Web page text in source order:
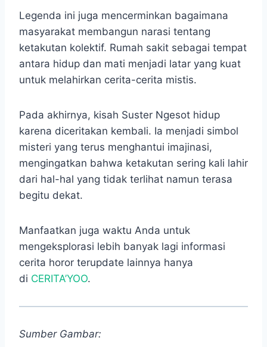
Legenda ini juga mencerminkan bagaimana
masyarakat membangun narasi tentang
ketakutan kolektif. Rumah sakit sebagai tempat
antara hidup dan mati menjadi latar yang kuat
untuk melahirkan cerita-cerita mistis.
Pada akhirnya, kisah Suster Ngesot hidup
karena diceritakan kembali. Ia menjadi simbol
misteri yang terus menghantui imajinasi,
mengingatkan bahwa ketakutan sering kali lahir
dari hal-hal yang tidak terlihat namun terasa
begitu dekat.
Manfaatkan juga waktu Anda untuk
mengeksplorasi lebih banyak lagi informasi
cerita horor terupdate lainnya hanya
di CERITA’YOO.
Sumber Gambar: